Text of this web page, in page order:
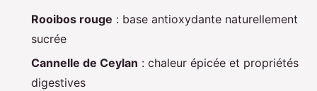
Rooibos rouge : base antioxydante naturellement
sucrée
Cannelle de Ceylan : chaleur épicée et propriétés
digestives